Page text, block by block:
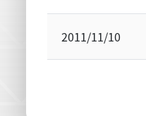
2011/11/10